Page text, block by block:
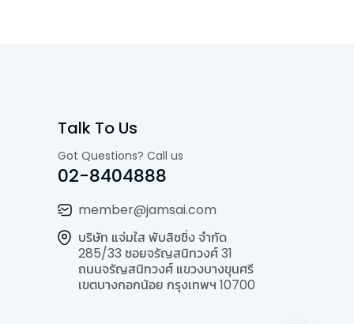
Talk To Us
Got Questions? Call us
02-8404888
member@jamsai.com
บริษัท แจ่มใส พับลิชชิ่ง จำกัด
285/33 ซอยจรัญสนิทวงศ์ 31
ถนนจรัญสนิทวงศ์ แขวงบางขุนศรี
เขตบางกอกน้อย กรุงเทพฯ 10700